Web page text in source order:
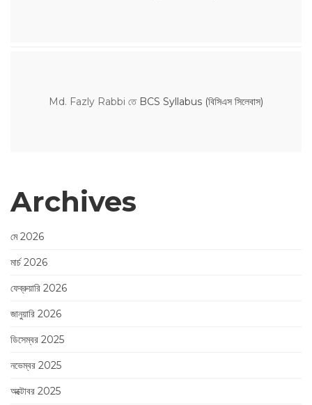
Md. Fazly Rabbi তে BCS Syllabus (বিসিএস সিলেবাস)
Archives
মে 2026
মার্চ 2026
ফেব্রুয়ারি 2026
জানুয়ারি 2026
ডিসেম্বর 2025
নভেম্বর 2025
অক্টোবর 2025